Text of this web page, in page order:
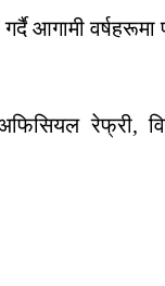
वर्षहरूमा
रेफ्री,